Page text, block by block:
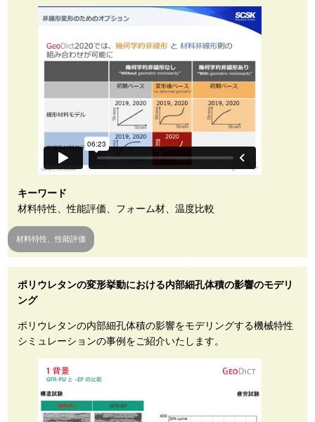
キーワード
材料特性、性能評価、フォーム材、温度比較
材料特性、性能評価
ポリウレタンの変形挙動における内部細孔体積の影響のモデリ
ング
ポリウレタンの内部細孔体積の影響をモデリングする機械特性
シミュレーションの事例をご紹介いたします。